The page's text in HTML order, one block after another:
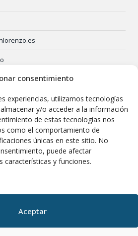
consentimiento
experiencias, utilizamos tecnologías
y/o acceder a la información
de estas tecnologías nos
como el comportamiento de
únicas en este sitio. No
puede afectar
características y funciones.
Aceptar
23 (24 h.)
tu sugerencia o queja
de Comunicación del M.I.
de San Lorenzo de El Escorial